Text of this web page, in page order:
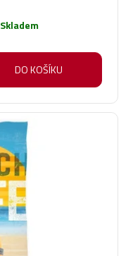
Skladem
DO KOŠÍKU